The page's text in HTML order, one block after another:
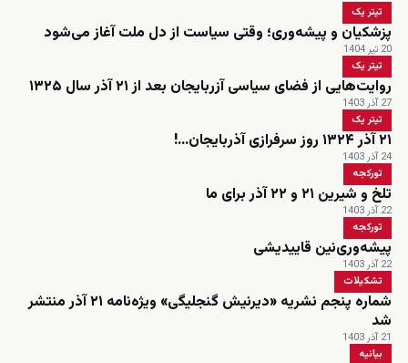
تیتر یک
پزشکیان و پیشه‌وری؛ وقتی سیاست از دل ملت آغاز می‌شود
20 تیر 1404
تیتر یک
روایت‌هایی از فضای سیاسی آزربایجان بعد از ۲۱ آذر سال ۱۳۲۵
27 آذر 1403
تیتر یک
٢١ آذر ١٣٢۴ روز سرفرازی آذربایجان...!
24 آذر 1403
تورکجه
تلخ و شیرین ۲۱ و ۲۲ آذر برای ما
22 آذر 1403
تورکجه
پیشه‌وری‌نین قاییدیشی
22 آذر 1403
تشکیلات
شماره پنجم نشریه «دیرنیش گنجلیگی» ویژه‌نامه ۲۱ آذر منتشر
شد
21 آذر 1403
بیانیه